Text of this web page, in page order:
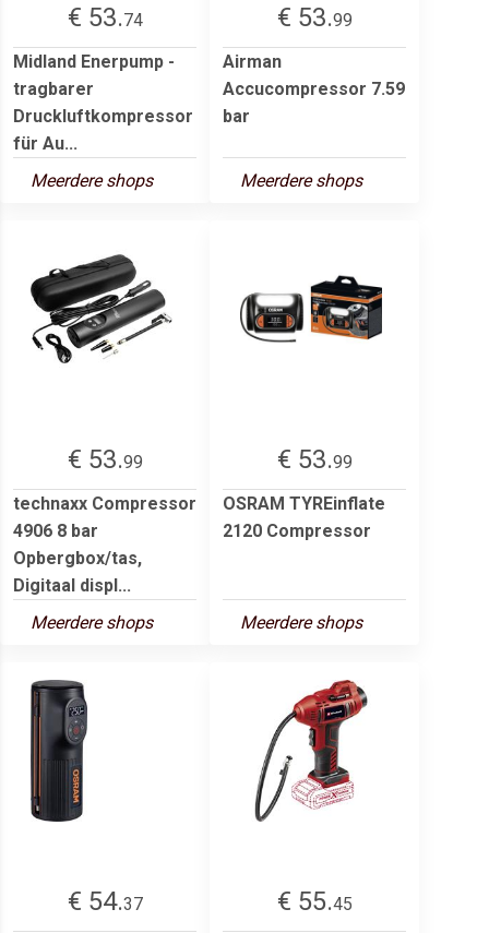
€ 53.74
Midland Enerpump -
tragbarer
Druckluftkompressor
für Au...
Meerdere shops
€ 53.99
Airman
Accucompressor 7.59
bar
Meerdere shops
€ 53.99
technaxx Compressor
4906 8 bar
Opbergbox/tas,
Digitaal displ...
Meerdere shops
€ 53.99
OSRAM TYREinflate
2120 Compressor
Meerdere shops
€ 54.37
€ 55.45